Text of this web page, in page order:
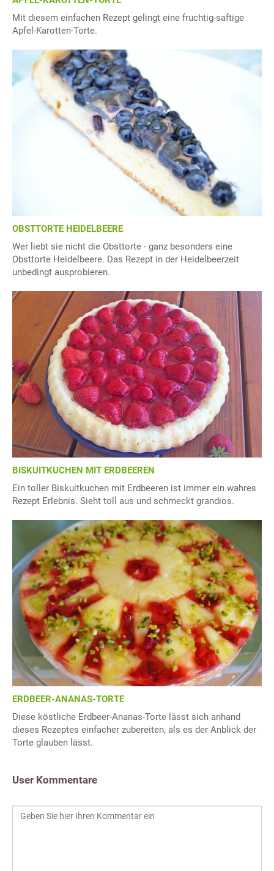
Mit diesem einfachen Rezept gelingt eine fruchtig-saftige
Apfel-Karotten-Torte.
OBSTTORTE HEIDELBEERE
Wer liebt sie nicht die Obsttorte - ganz besonders eine
Obsttorte Heidelbeere. Das Rezept in der Heidelbeerzeit
unbedingt ausprobieren.
BISKUITKUCHEN MIT ERDBEEREN
Ein toller Biskuitkuchen mit Erdbeeren ist immer ein wahres
Rezept Erlebnis. Sieht toll aus und schmeckt grandios.
ERDBEER-ANANAS-TORTE
Diese köstliche Erdbeer-Ananas-Torte lässt sich anhand
dieses Rezeptes einfacher zubereiten, als es der Anblick der
Torte glauben lässt.
User Kommentare